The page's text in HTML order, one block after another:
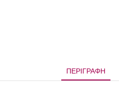
ΠΕΡΙΓΡΑΦΉ